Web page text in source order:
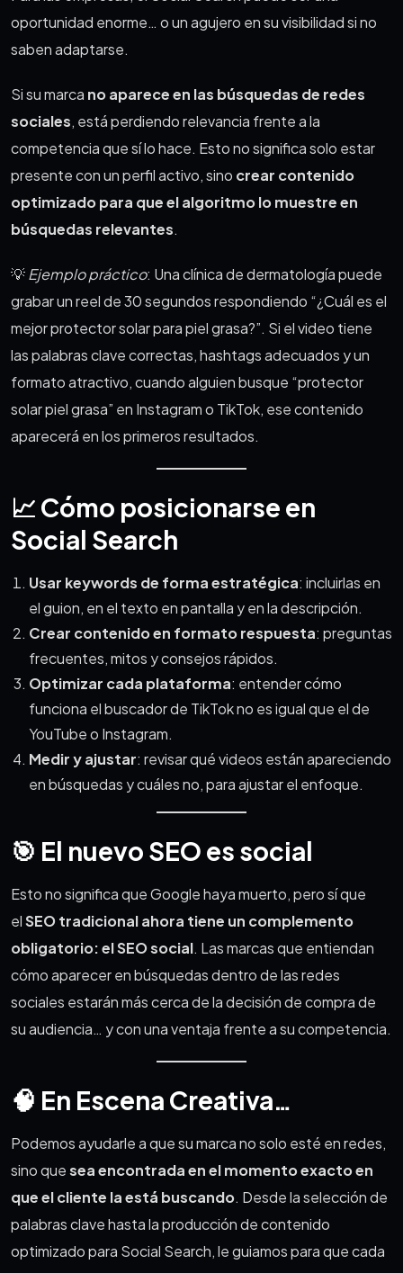
oportunidad enorme… o un agujero en su visibilidad si no
saben adaptarse.
Si su marca no aparece en las búsquedas de redes
sociales, está perdiendo relevancia frente a la
competencia que sí lo hace. Esto no significa solo estar
presente con un perfil activo, sino crear contenido
optimizado para que el algoritmo lo muestre en
búsquedas relevantes.
Ejemplo práctico: Una clínica de dermatología puede
grabar un reel de 30 segundos respondiendo “¿Cuál es el
mejor protector solar para piel grasa?”. Si el video tiene
las palabras clave correctas, hashtags adecuados y un
formato atractivo, cuando alguien busque “protector
solar piel grasa” en Instagram o TikTok, ese contenido
aparecerá en los primeros resultados.
📈 Cómo posicionarse en
Social Search
Usar keywords de forma estratégica: incluirlas en
el guion, en el texto en pantalla y en la descripción.
Crear contenido en formato respuesta: preguntas
frecuentes, mitos y consejos rápidos.
Optimizar cada plataforma: entender cómo
funciona el buscador de TikTok no es igual que el de
YouTube o Instagram.
Medir y ajustar: revisar qué videos están apareciendo
en búsquedas y cuáles no, para ajustar el enfoque.
🎯 El nuevo SEO es social
Esto no significa que Google haya muerto, pero sí que
elSEO tradicional ahora tiene un complemento
obligatorio: el SEO social. Las marcas que entiendan
cómo aparecer en búsquedas dentro de las redes
sociales estarán más cerca de la decisión de compra de
su audiencia… y con una ventaja frente a su competencia.
🧠 En Escena Creativa…
Podemos ayudarle a que su marca no solo esté en redes,
sino quesea encontrada en el momento exacto en
que el cliente la está buscando. Desde la selección de
palabras clave hasta la producción de contenido
optimizado para Social Search, le guiamos para que cada